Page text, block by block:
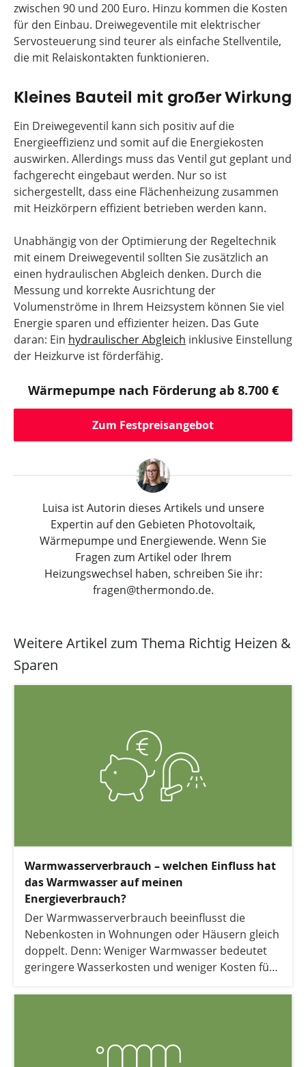
zwischen 90 und 200 Euro. Hinzu kommen die Kosten
für den Einbau. Dreiwegeventile mit elektrischer
Servosteuerung sind teurer als einfache Stellventile,
die mit Relaiskontakten funktionieren.
Kleines Bauteil mit großer Wirkung
Ein Dreiwegeventil kann sich positiv auf die
Energieeffizienz und somit auf die Energiekosten
auswirken. Allerdings muss das Ventil gut geplant und
fachgerecht eingebaut werden. Nur so ist
sichergestellt, dass eine Flächenheizung zusammen
mit Heizkörpern effizient betrieben werden kann.
Unabhängig von der Optimierung der Regeltechnik
mit einem Dreiwegeventil sollten Sie zusätzlich an
einen hydraulischen Abgleich denken. Durch die
Messung und korrekte Ausrichtung der
Volumenströme in Ihrem Heizsystem können Sie viel
Energie sparen und effizienter heizen. Das Gute
daran: Ein hydraulischer Abgleich inklusive Einstellung
der Heizkurve ist förderfähig.
Wärmepumpe nach Förderung ab 8.700 €
Zum Festpreisangebot
Luisa ist Autorin dieses Artikels und unsere
Expertin auf den Gebieten Photovoltaik,
Wärmepumpe und Energiewende. Wenn Sie
Fragen zum Artikel oder Ihrem
Heizungswechsel haben, schreiben Sie ihr:
fragen@thermondo.de.
Weitere Artikel zum Thema Richtig Heizen &
Sparen
Warmwasserverbrauch – welchen Einfluss hat
das Warmwasser auf meinen
Energieverbrauch?
Der Warmwasserverbrauch beeinflusst die
Nebenkosten in Wohnungen oder Häusern gleich
doppelt. Denn: Weniger Warmwasser bedeutet
geringere Wasserkosten und weniger Kosten für